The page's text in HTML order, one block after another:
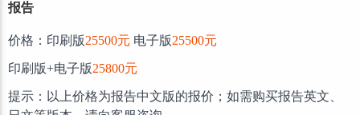
报告
价格：印刷版25500元 电子版25500元
印刷版+电子版25800元
提示：以上价格为报告中文版的报价；如需购买报告英文、